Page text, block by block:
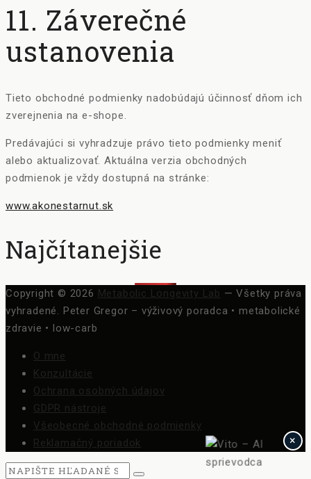
11. Záverečné
ustanovenia
Tieto obchodné podmienky nadobúdajú účinnosť dňom ich
zverejnenia na e-shope.
Predávajúci si vyhradzuje právo tieto podmienky meniť
alebo aktualizovať. Aktuálna verzia obchodných
podmienok je vždy dostupná na stránke:
www.akonestarnut.sk
Najčítanejšie
Copyright © 2026 Metabolic Longevity Lab — Všetky práva
vyhradené. Peter Gregor – výživový poradca • metabolické
zdravie • low-carb
O mne
Konzultácie
Ochrana osobných údajov
GDPR nástroje
Všeobecné obchodné podmienky
Reklamačný poriadok
×